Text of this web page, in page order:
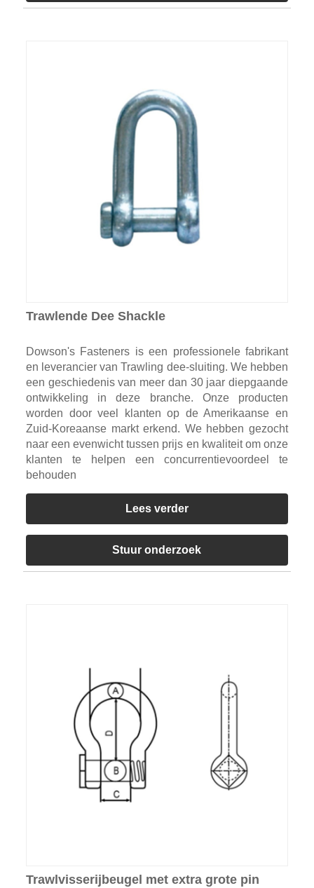
Trawlende Dee Shackle
Dowson's Fasteners is een professionele fabrikant
en leverancier van Trawling dee-sluiting. We hebben
een geschiedenis van meer dan 30 jaar diepgaande
ontwikkeling in deze branche. Onze producten
worden door veel klanten op de Amerikaanse en
Zuid-Koreaanse markt erkend. We hebben gezocht
naar een evenwicht tussen prijs en kwaliteit om onze
klanten te helpen een concurrentievoordeel te
behouden
Lees verder
Stuur onderzoek
Trawlvisserijbeugel met extra grote pin